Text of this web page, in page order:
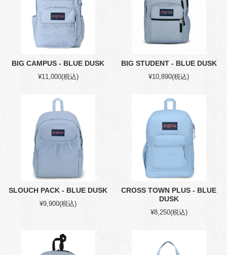
BIG CAMPUS - BLUE DUSK
¥11,000(税込)
BIG STUDENT - BLUE DUSK
¥10,890(税込)
SLOUCH PACK - BLUE DUSK
¥9,900(税込)
CROSS TOWN PLUS - BLUE
DUSK
¥8,250(税込)